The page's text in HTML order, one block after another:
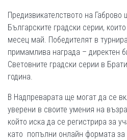
Предизвикателството на
Българските градски серии,
месец май. Победителят в
примамлива награда – директен
Световните градски серии в
година.
В Надпреварата ще могат да се
уверени в своите умения на
който иска да се регистрира за
като попълни онлайн формата за